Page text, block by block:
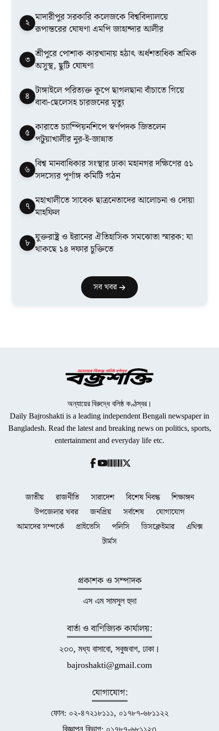
২ মাদারীপুর সরকারি কলেজকে বিশ্ববিদ্যালয়ে
রূপান্তরের ঘোষণা এমপি জাহান্দার আলীর
৩ শ্রীপুরে পোশাক কারখানায় হঠাৎ অর্ধশতাধিক শ্রমিক
অসুস্থ, ছুটি ঘোষণা
৪ টাঙ্গাইলে পরিত্যক্ত কূপে ছাগলছানা বাঁচাতে গিয়ে
বাবা-ছেলেসহ চারজনের মৃত্যু
৫ কারাতে চ্যাম্পিয়নশিপে স্বর্ণপদক জিতলেন
পটুয়াখালীর নুর-ই-জান্নাত
৬ বিশ্ব মানবাধিকার সংস্থার ঢাকা মহানগর দক্ষিণের ৫১
সদস্যের পূর্ণাঙ্গ কমিটি গঠন
৭ মহাখালীতে সাবেক ছাত্রনেতাদের আলোচনা ও দোয়া
মাহফিল
৮ যুক্তরাষ্ট্র ও ইরানের ঐতিহাসিক সমঝোতা স্মারক: যা
থাকছে ১৪ দফার চুক্তিতে
সব খবর
অন্যায়ের বিরুদ্ধে বলিষ্ঠ কণ্ঠস্বর।
Daily Bajroshakti is a leading independent Bengali newspaper in
Bangladesh. Read the latest and breaking news on politics, sports,
entertainment and everyday life etc.
জাতীয় রাজনীতি সারাদেশ বিশেষ নিবন্ধ
শিক্ষাঙ্গন
উপজেলার খবর
জনপ্রিয় সর্বশেষ
যোগাযোগ
আমাদের সম্পর্কে
প্রাইভেসি পলিসি ডিসক্লেইমার
এথিক্স
টার্মস
প্রকাশক ও সম্পাদক
এস এম সামসুল হুদা
বার্তা ও বাণিজ্যিক কার্যালয়:
২৩৩, মধ্য বাসাবো, সবুজবাগ, ঢাকা।
bajroshakti@gmail.com
যোগাযোগ:
ফোন: ০২-৪৭২১৮১১১, ০১৭৮৭-৬৮১১২২
বিজ্ঞাপন বিভাগ: ০১৭৮৭-৬৮১১২৩